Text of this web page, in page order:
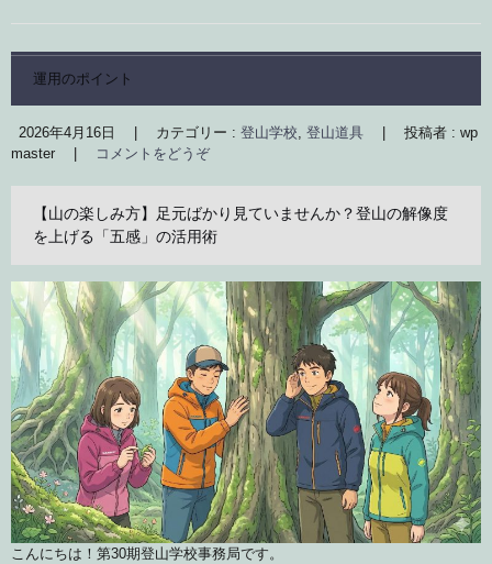
運用のポイント
2026年4月16日 カテゴリー : 登山学校 登山道具
投稿者 : wp
master
コメントをどうぞ
【山の楽しみ方】足元ばかり見ていませんか？登山の解像度
を上げる「五感」の活用術
こんにちは！第30期登山学校事務局です。